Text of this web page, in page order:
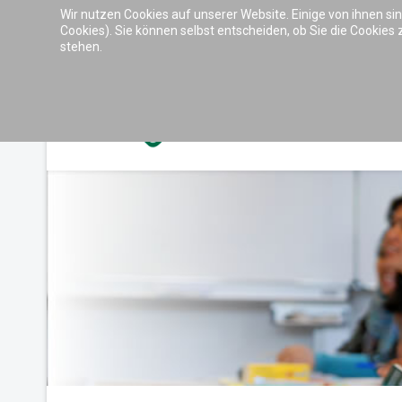
Barrierefreiheit & Tools
Wir nutzen Cookies auf unserer Website. Einige von ihnen
Cookies). Sie können selbst entscheiden, ob Sie die
stehen.